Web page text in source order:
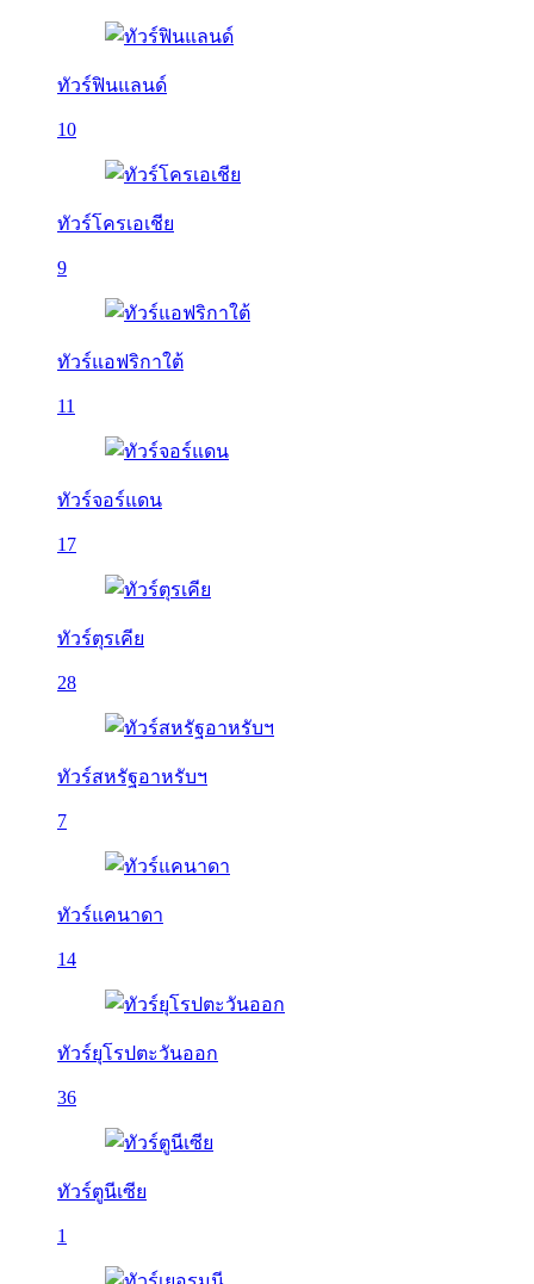
ทัวร์ฟินแลนด์
10
ทัวร์โครเอเชีย
9
ทัวร์แอฟริกาใต้
11
ทัวร์จอร์แดน
17
ทัวร์ตุรเคีย
28
ทัวร์สหรัฐอาหรับฯ
7
ทัวร์แคนาดา
14
ทัวร์ยุโรปตะวันออก
36
ทัวร์ตูนีเซีย
1